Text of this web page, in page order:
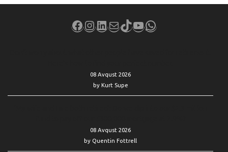
Facebook
Instagram
LinkedIn
MailTikTok
YouTube
WhatsApp
08 Avqust 2026
by Kurt Supe
08 Avqust 2026
by Quentin Fottrell